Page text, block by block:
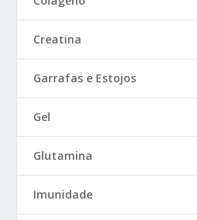
Creatina
Garrafas e Estojos
Gel
Glutamina
Imunidade